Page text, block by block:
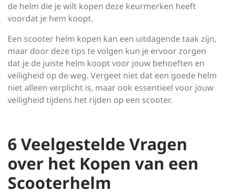
de helm die je wilt kopen deze keurmerken heeft
voordat je hem koopt.
Een scooter helm kopen kan een uitdagende taak zijn,
maar door deze tips te volgen kun je ervoor zorgen
dat je de juiste helm koopt voor jouw behoeften en
veiligheid op de weg. Vergeet niet dat een goede helm
niet alleen verplicht is, maar ook essentieel voor jouw
veiligheid tijdens het rijden op een scooter.
6 Veelgestelde Vragen
over het Kopen van een
Scooterhelm